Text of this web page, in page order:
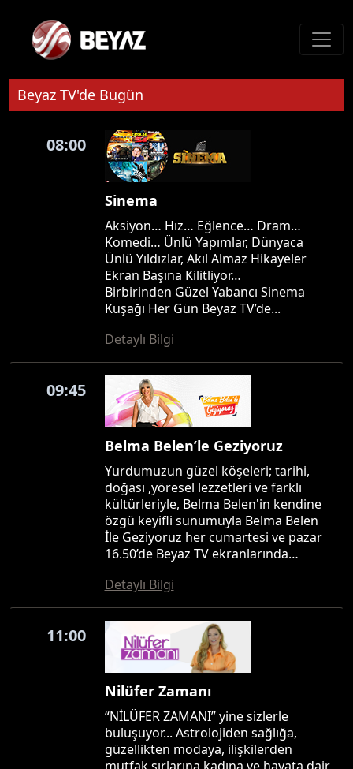
Beyaz TV'de Bugün
08:00
Sinema
Aksiyon… Hız… Eğlence… Dram…
Komedi… Ünlü Yapımlar, Dünyaca
Ünlü Yıldızlar, Akıl Almaz Hikayeler
Ekran Başına Kilitliyor…
Birbirinden Güzel Yabancı Sinema
Kuşağı Her Gün Beyaz TV’de...
Detaylı Bilgi
09:45
Belma Belen’le Geziyoruz
Yurdumuzun güzel köşeleri; tarihi,
doğası ,yöresel lezzetleri ve farklı
kültürleriyle, Belma Belen'in kendine
özgü keyifli sunumuyla Belma Belen
İle Geziyoruz her cumartesi ve pazar
16.50’de Beyaz TV ekranlarında…
Detaylı Bilgi
11:00
Nilüfer Zamanı
“NİLÜFER ZAMANI” yine sizlerle
buluşuyor... Astrolojiden sağlığa,
güzellikten modaya, ilişkilerden